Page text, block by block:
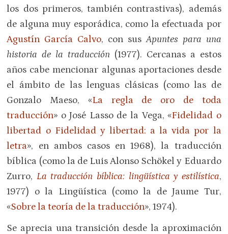
los dos primeros, también contrastivas), además
de alguna muy esporádica, como la efectuada por
Agustín García Calvo, con susApuntes para una
historia de la traducción (1977). Cercanas a estos
años cabe mencionar algunas aportaciones desde
el ámbito de las lenguas clásicas (como las de
Gonzalo Maeso, «La regla de oro de toda
traducción» o José Lasso de la Vega, «Fidelidad o
libertad o Fidelidad y libertad: a la vida por la
letra», en ambos casos en 1968), la traducción
bíblica (como la de Luis Alonso Schökel y Eduardo
Zurro, La traducción bíblica: lingüística y estilística,
1977) o la Lingüística (como la de Jaume Tur,
«Sobre la teoría de la traducción», 1974).
Se aprecia una transición desde la aproximación